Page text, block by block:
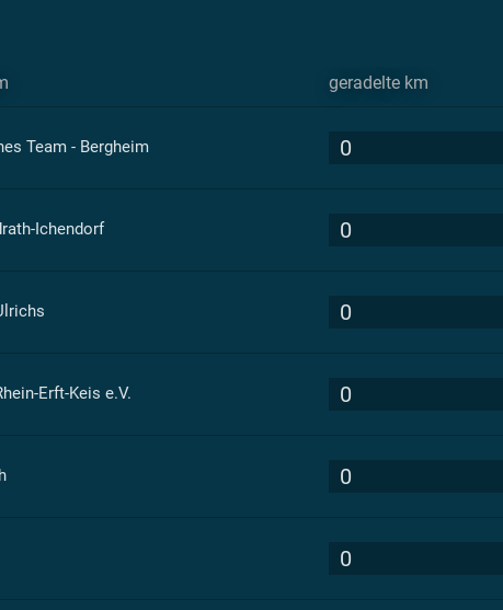
geradelte km
Team - Bergheim 0
Ichendorf 0
0
Erft-Keis e.V. 0
0
0